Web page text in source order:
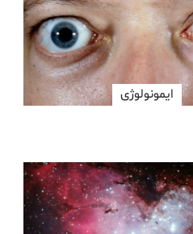
ایمونولوژی